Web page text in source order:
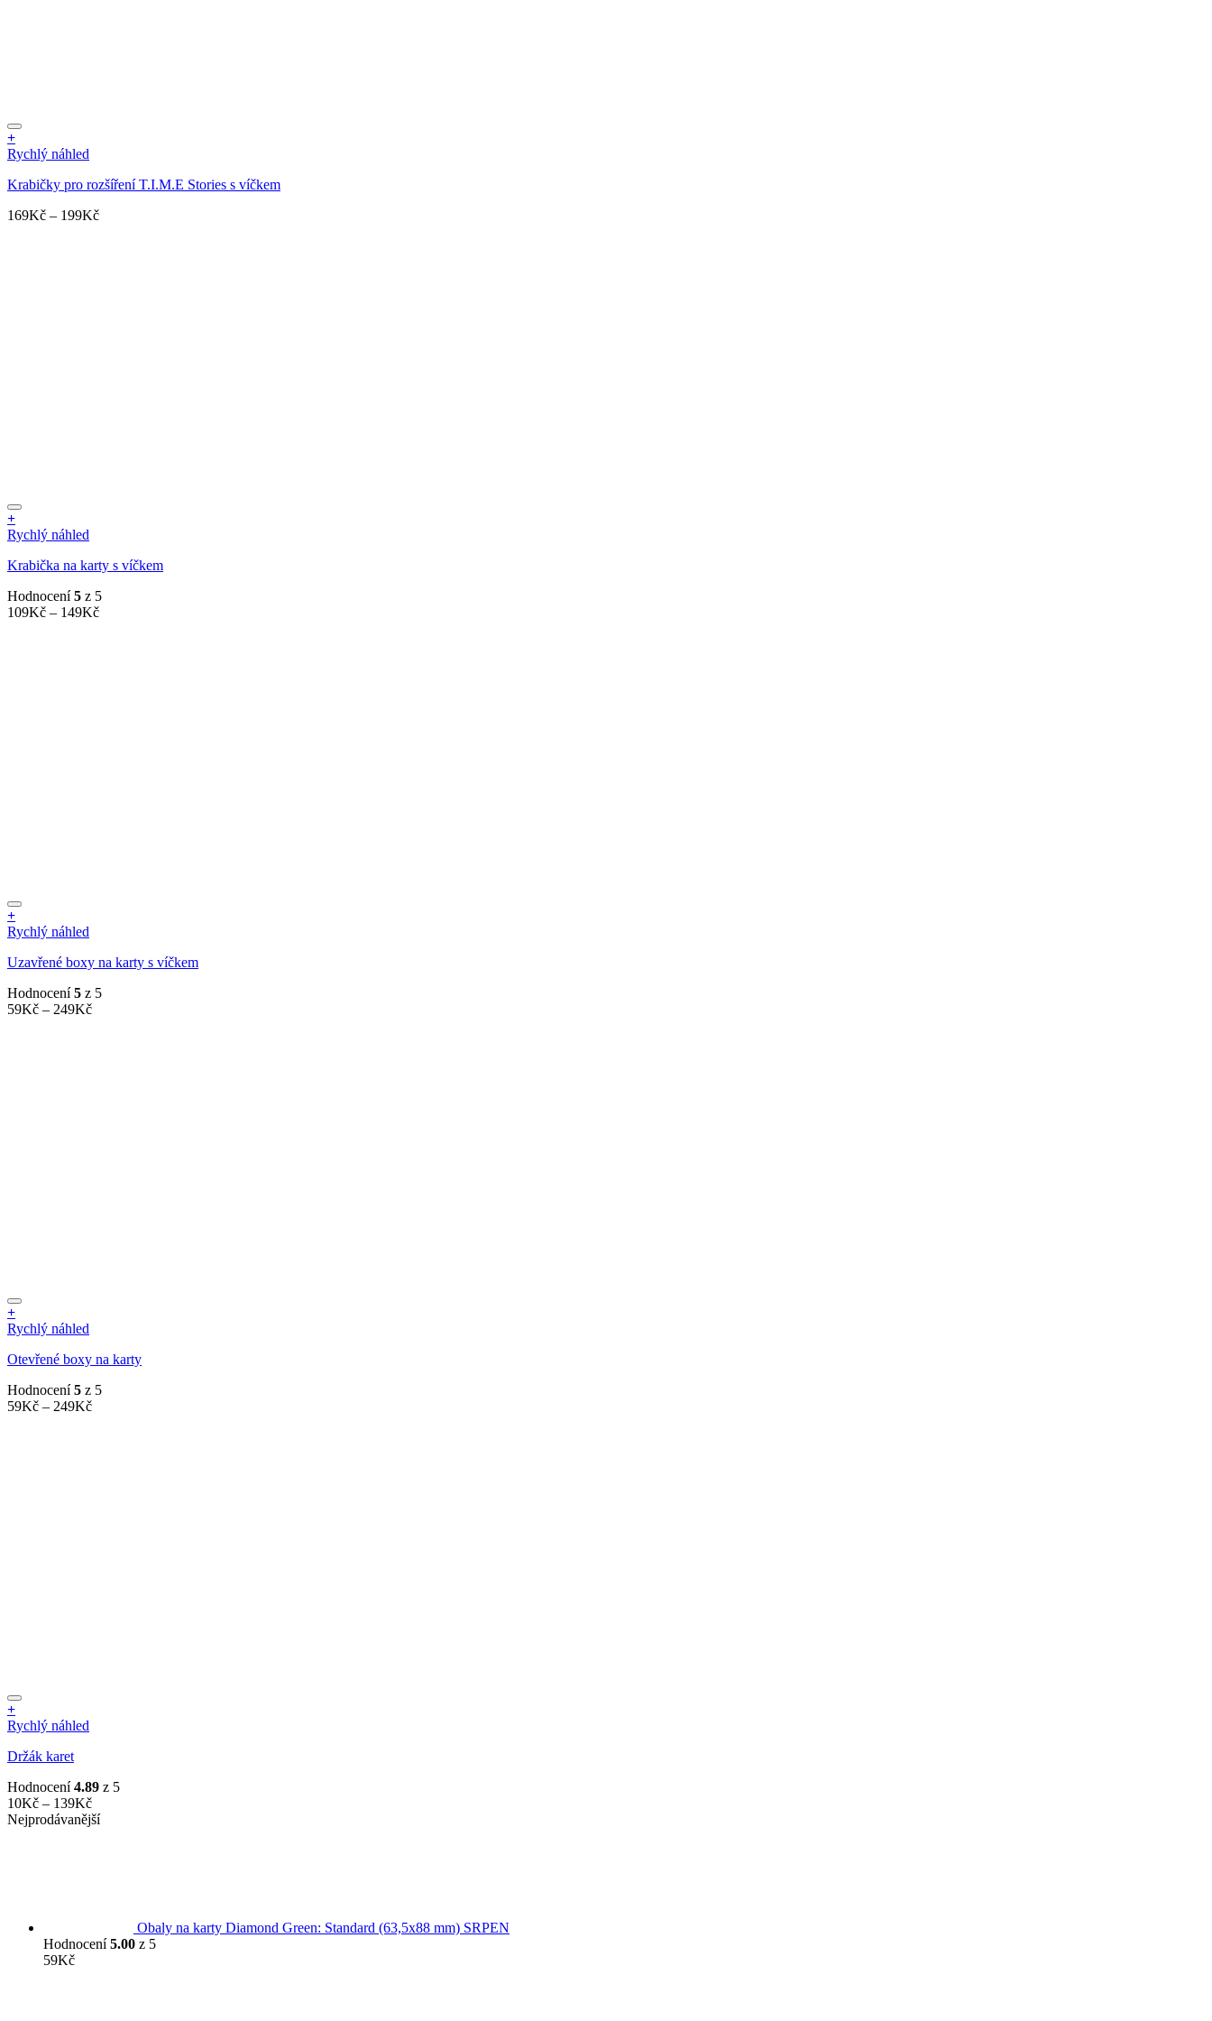
+
Tento
má
variant.
Rychlý náhled
Krabičky pro rozšíření T.I.M.E Stories s víčkem
169Kč – 199KčRozpětí
+
Tento
má
variant.
Možnosti
Rychlý náhled
Krabička na karty s víčkem
Hodnocení5 z 5
109Kč – 149KčRozpětí
+
Tento
má
variant.
Možnosti
Rychlý náhled
Uzavřené boxy na karty s víčkem
Hodnocení5 z 5
59Kč – 249KčRozpětí
+
Tento
má
variant.
Možnosti
Rychlý náhled
Otevřené boxy na karty
Hodnocení5 z 5
59Kč – 249KčRozpětí
+
Tento
má
variant.
Možnosti
lze
Rychlý náhled
Držák karet
Hodnocení4.89 z 5
10Kč – 139KčRozpětí
cen:
Nejprodávanější
Obaly na karty Diamond Green: Standard (63,5x88 mm) SRPEN
Hodnocení5.00 z 5
59Kč